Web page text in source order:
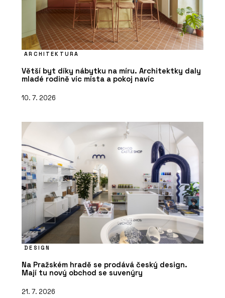
ARCHITEKTURA
Větší byt díky nábytku na míru. Architektky daly
mladé rodině víc místa a pokoj navíc
10. 7. 2026
DESIGN
Na Pražském hradě se prodává český design.
Mají tu nový obchod se suvenýry
21. 7. 2026